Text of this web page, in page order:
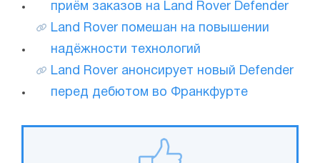
приём заказов на Land Rover Defender
Land Rover помешан на повышении
надёжности технологий
Land Rover анонсирует новый Defender
перед дебютом во Франкфурте